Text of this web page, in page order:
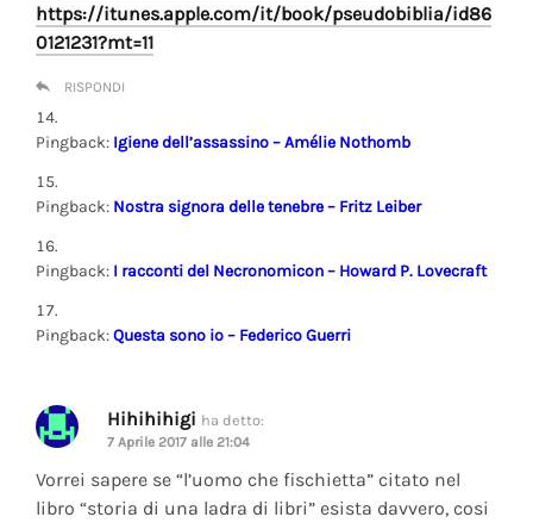
https://itunes.apple.com/it/book/pseudobiblia/id86
0121231?mt=11
RISPONDI
Pingback: Igiene dell’assassino – Amélie Nothomb
Pingback: Nostra signora delle tenebre – Fritz Leiber
Pingback: I racconti del Necronomicon – Howard P. Lovecraft
Pingback:Questa sono io – Federico Guerri
Hihihihigi ha detto:
7 Aprile 2017 alle 21:04
Vorrei sapere se “l’uomo che fischietta” citato nel
libro “storia di una ladra di libri” esista davvero, cosi